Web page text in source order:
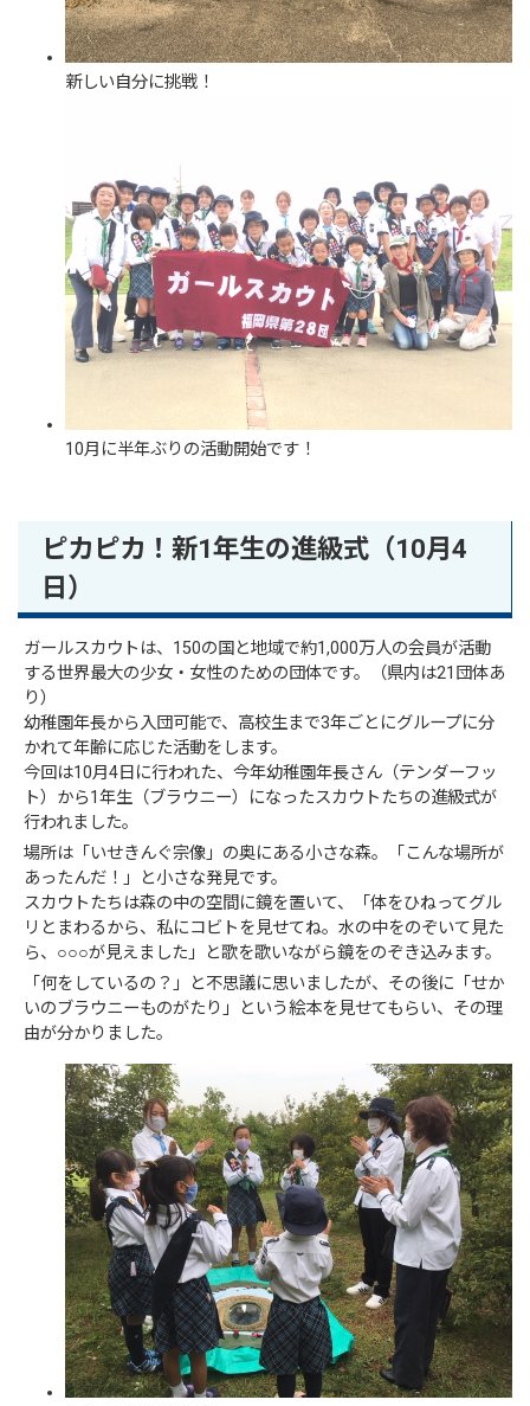
新しい自分に挑戦！
10月に半年ぶりの活動開始です！
ピカピカ！新1年生の進級式（10月4
日）
ガールスカウトは、150の国と地域で約1,000万人の会員が活動
する世界最大の少女・女性のための団体です。（県内は21団体あ
り）
幼稚園年長から入団可能で、高校生まで3年ごとにグループに分
かれて年齢に応じた活動をします。
今回は10月4日に行われた、今年幼稚園年長さん（テンダーフッ
ト）から1年生（ブラウニー）になったスカウトたちの進級式が
行われました。
場所は「いせきんぐ宗像」の奥にある小さな森。「こんな場所が
あったんだ！」と小さな発見です。
スカウトたちは森の中の空間に鏡を置いて、「体をひねってグル
リとまわるから、私にコビトを見せてね。水の中をのぞいて見た
ら、○○○が見えました」と歌を歌いながら鏡をのぞき込みます。
「何をしているの？」と不思議に思いましたが、その後に「せか
いのブラウニーものがたり」という絵本を見せてもらい、その理
由が分かりました。